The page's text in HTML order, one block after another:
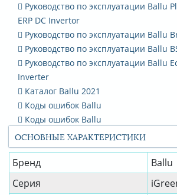
ОСНОВНЫЕ ХАРАКТЕРИСТИКИ
Бренд
Ballu
Серия
Руководство по эксплуатации Ballu
ERP DC Invertor
Руководство по эксплуатации Ballu
Руководство по эксплуатации Ballu
Руководство по эксплуатации Ballu
Inverter
Каталог Ballu 2021
Коды ошибок Ballu
Коды ошибок Ballu